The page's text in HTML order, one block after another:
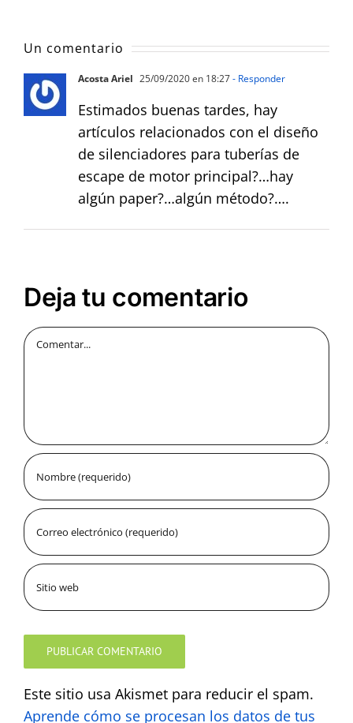
Un comentario
Acosta Ariel 25/09/2020 en 18:27- Responder
Estimados buenas tardes, hay
artículos relacionados con el diseño
de silenciadores para tuberías de
escape de motor principal?…hay
algún paper?…algún método?….
Deja tu comentario
Comentar
Este sitio usa Akismet para reducir el spam.
Aprende cómo se procesan los datos de tus